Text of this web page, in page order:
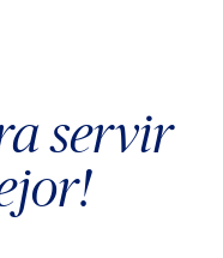
servir